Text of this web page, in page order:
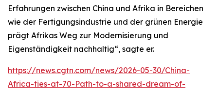
Erfahrungen zwischen China und Afrika in Bereichen
wie der Fertigungsindustrie und der grünen Energie
prägt Afrikas Weg zur Modernisierung und
Eigenständigkeit nachhaltig“, sagte er.
https://news.cgtn.com/news/2026-05-30/China-
Africa-ties-at-70-Path-to-a-shared-dream-of-